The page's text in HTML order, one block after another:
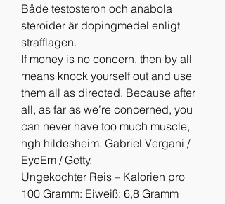
Både testosteron och anabola
steroider är dopingmedel enligt
strafflagen.
If money is no concern, then by all
means knock yourself out and use
them all as directed. Because after
all, as far as we’re concerned, you
can never have too much muscle,
hgh hildesheim. Gabriel Vergani /
EyeEm / Getty.
Ungekochter Reis – Kalorien pro
100 Gramm: Eiweiß: 6,8 Gramm